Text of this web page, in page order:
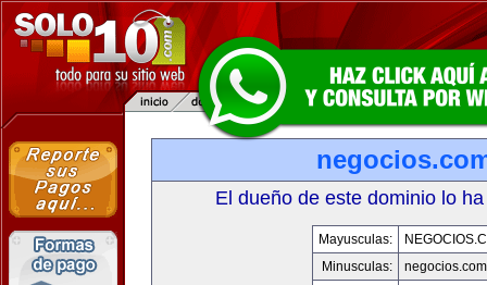
El dueño de este dominio lo
Mayusculas:
Minusculas: